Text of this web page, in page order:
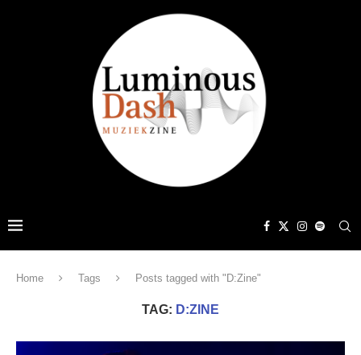
Home Tags Posts tagged with "D:Zine"
TAG: D:ZINE